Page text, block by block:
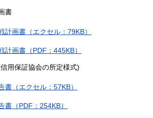
書
計画書（エクセル：79KB）
計画書（PDF：445KB）
用保証協会の所定様式)
書（エクセル：57KB）
書（PDF：254KB）